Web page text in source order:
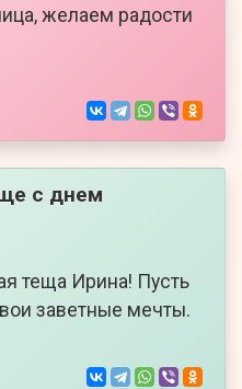
желаем радости
с днем
теща Ирина! Пусть
заветные мечты.